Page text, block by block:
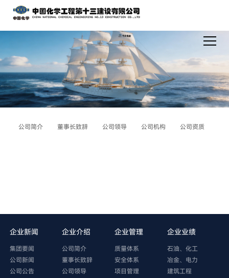
公司简介 董事长致辞 公司领导 公司机构 公司资质
企业新闻
集团要闻
公司新闻
公司公告
企业介绍
公司简介
董事长致辞
公司领导
企业管理
质量体系
安全体系
项目管理
企业业绩
石油、化工
冶金、电力
建筑工程